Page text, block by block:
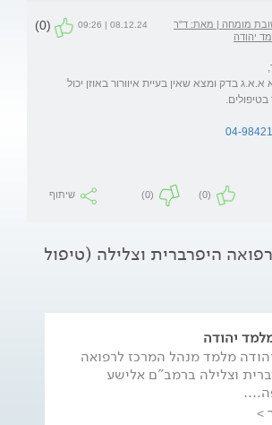
מומחה | מאת: ד"ר
יהודה
08.12.24 | 09:26
(0)
בדק ומצא שאין בעיית איוורור באוזן יכול
04-
(0)
(0) שיתוף
היפרברית וצלילה (טיפול
יהודה
מלמד מנהל המרכז לרפואה
וצלילה ברמב"ם אלישע
>